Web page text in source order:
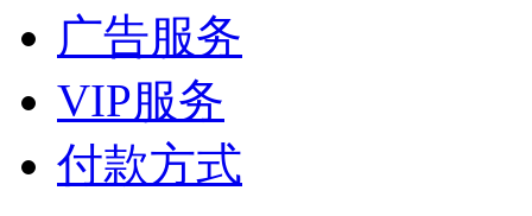
广告服务
VIP服务
付款方式